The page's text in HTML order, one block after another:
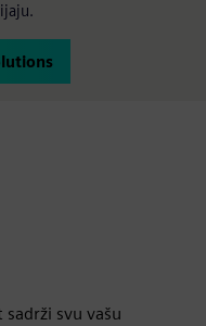
svu vašu